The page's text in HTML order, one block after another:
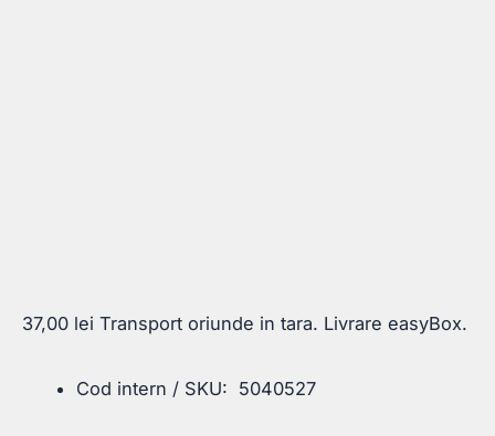
37,00 lei Transport oriunde in tara. Livrare easyBox.
Cod intern / SKU: 5040527